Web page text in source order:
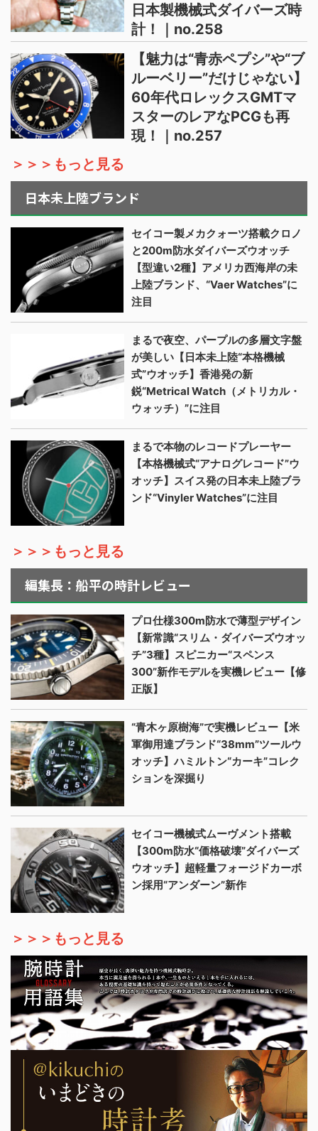
日本製機械式ダイバーズ時
計！｜no.258
【魅力は“青赤ペプシ”や“ブ
ルーベリー”だけじゃない】
60年代ロレックスGMTマ
スターのレアなPCGも再
現！｜no.257
＞＞＞もっと見る
日本未上陸ブランド
セイコー製メカクォーツ搭載クロノ
と200m防水ダイバーズウオッチ
【型違い2種】アメリカ西海岸の未
上陸ブランド、“Vaer Watches”に
注目
まるで夜空、パープルの多層文字盤
が美しい【日本未上陸“本格機械
式”ウオッチ】香港発の新
鋭“Metrical Watch（メトリカル・
ウォッチ）”に注目
まるで本物のレコードプレーヤー
【本格機械式“アナログレコード”ウ
オッチ】スイス発の日本未上陸ブラ
ンド“Vinyler Watches”に注目
＞＞＞もっと見る
編集長：船平の時計レビュー
プロ仕様300m防水で薄型デザイン
【新常識“スリム・ダイバーズウオッ
チ”3種】スピニカー“スペンス
300”新作モデルを実機レビュー【修
正版】
“青木ヶ原樹海”で実機レビュー【米
軍御用達ブランド“38mm”ツールウ
オッチ】ハミルトン“カーキ”コレク
ションを深掘り
セイコー機械式ムーヴメント搭載
【300m防水“価格破壊”ダイバーズ
ウオッチ】超軽量フォージドカーボ
ン採用“アンダーン”新作
＞＞＞もっと見る